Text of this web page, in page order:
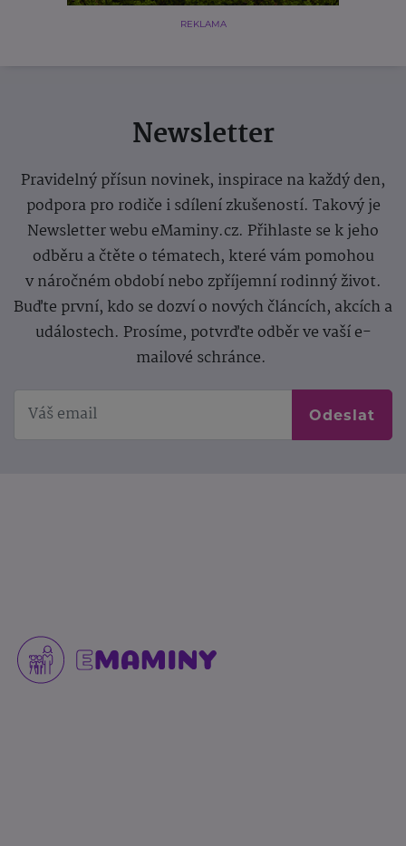
REKLAMA
Newsletter
Pravidelný přísun novinek, inspirace na každý den,
podpora pro rodiče i sdílení zkušeností. Takový je
Newsletter webu eMaminy.cz. Přihlaste se k jeho
odběru a čtěte o tématech, které vám pomohou
v náročném období nebo zpříjemní rodinný život.
Buďte první, kdo se dozví o nových článcích, akcích a
událostech. Prosíme, potvrďte odběr ve vaší e-
mailové schránce.
Odeslat